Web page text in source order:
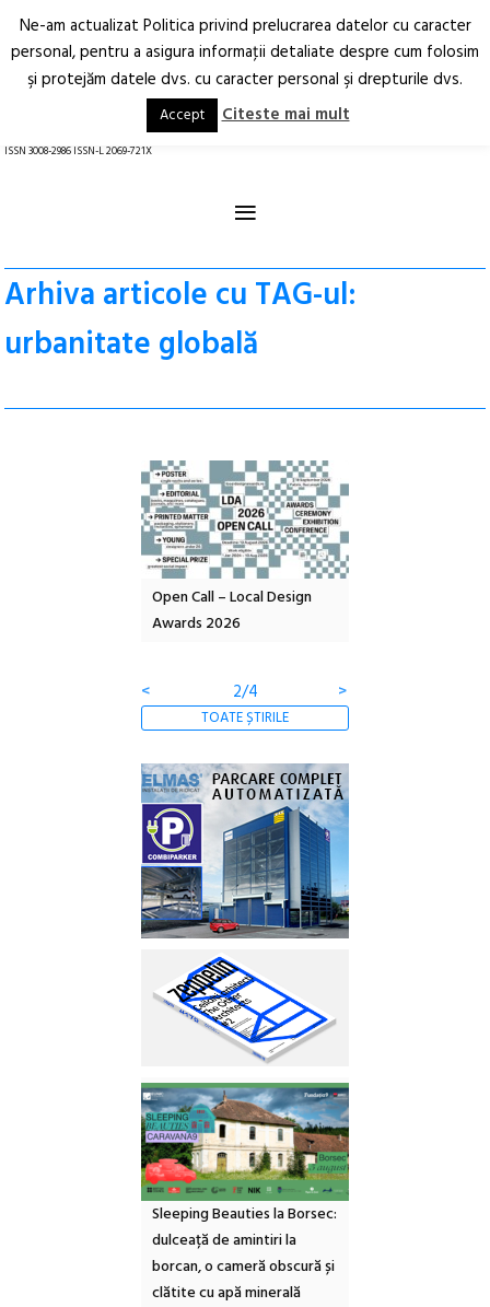
Arhitectură.
Oraș.
RO EN
ISSN 3008-2986 ISSN-L 2069-721X
≡
Arhiva articole cu TAG-ul:
urbanitate globală
Open Call – Local Design
Awards 2026
<
2/4 >
TOATE ȘTIRILE
Sleeping Beauties la Borsec:
dulceață de amintiri la
borcan, o cameră obscură și
clătite cu apă minerală
Ne-am actualizat Politica privind prelucrarea datelor cu caracter
personal, pentru a asigura informaţii detaliate despre cum folosim
şi protejăm datele dvs. cu caracter personal şi drepturile dvs.
Accept Citeste mai mult